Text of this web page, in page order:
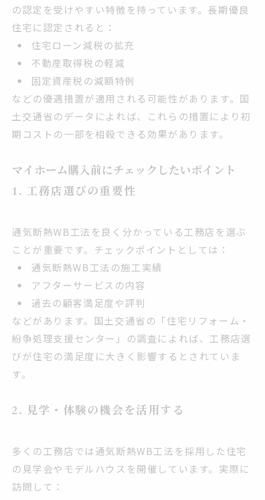
の認定を受けやすい特徴を持っています。長期優良
住宅に認定されると：
住宅ローン減税の拡充
不動産取得税の軽減
固定資産税の減額特例
などの優遇措置が適用される可能性があります。国
土交通省のデータによれば、これらの措置により初
期コストの一部を相殺できる効果があります。
マイホーム購入前にチェックしたいポイント
1. 工務店選びの重要性
通気断熱WB工法を良く分かっている工務店を選ぶ
ことが重要です。チェックポイントとしては：
通気断熱WB工法の施工実績
アフターサービスの内容
過去の顧客満足度や評判
などがあります。国土交通省の「住宅リフォーム・
紛争処理支援センター」の調査によれば、工務店選
びが住宅の満足度に大きく影響するとされていま
す。
2. 見学・体験の機会を活用する
多くの工務店では通気断熱WB工法を採用した住宅
の見学会やモデルハウスを開催しています。実際に
訪問して：